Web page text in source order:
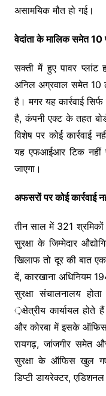
असामयिक मौत हो गई।
वेदांता के मालिक समेत
सक्ती में हुए पावर प्लांट
अनिल अग्रवाल समेत 10
है। मगर यह कार्रवाई
है, कंपनी एक्ट के तहत
विशेष पर कोई कार्रवाई
यह एफआईआर टिक नहीं
जाएगा।
अफसरों पर कोई कार्रवाई
तीन साल में 321 श्रमिकों
सुरक्षा के जिम्मेदार
खिलाफ तो दूर की बात एक
दें, कारखाना अधिनियम
सुरक्षा संचालनालय
़क्षेत्रीय कार्यायल होते
और कोरबा में इसके ऑफिस
रायगढ़, जांजगीर समेत
सुरक्षा के ऑफिस खुल
डिप्टी डायरेक्टर,